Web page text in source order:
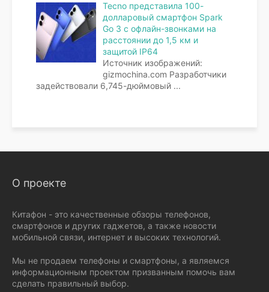
Tecno представила 100-
долларовый смартфон Spark
Go 3 с офлайн-звонками на
расстоянии до 1,5 км и
защитой IP64
Источник изображений:
gizmochina.com Разработчики
задействовали 6,745-дюймовый ...
О проекте
Китафон - это качественные обзоры телефонов,
смартфонов и других гаджетов, а также новости
мобильной связи, интернет и высоких технологий.
Мы не продаем телефоны и смартфоны, а являемся
информационным проектом призванным помочь вам
сделать правильный выбор.